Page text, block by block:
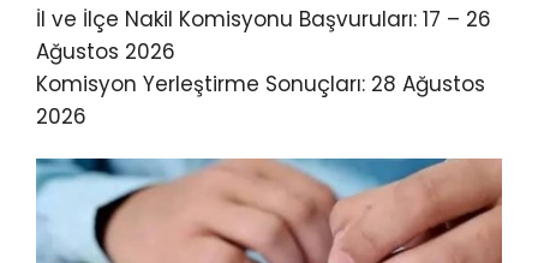
İl ve İlçe Nakil Komisyonu Başvuruları: 17 – 26
Ağustos 2026
Komisyon Yerleştirme Sonuçları: 28 Ağustos
2026